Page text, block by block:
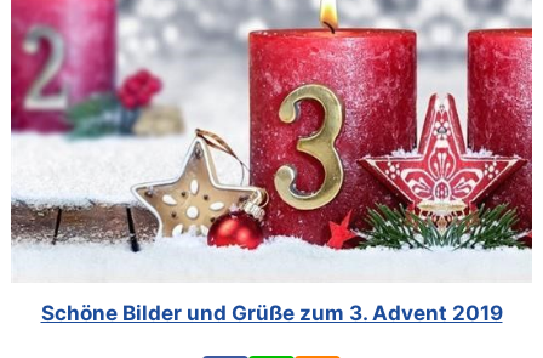
Schöne Bilder und Grüße zum 3. Advent 2019